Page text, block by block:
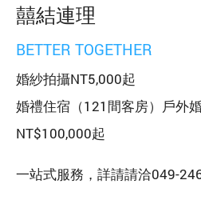
囍結連理
BETTER TOGETHER
婚紗拍攝NT5,000起
婚禮住宿（121間客房）戶外
NT$100,000起
一站式服務，詳請請洽049-